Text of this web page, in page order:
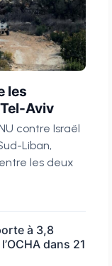
les
Aviv
contre Israël
Liban,
les deux
à 3,8
dans 21